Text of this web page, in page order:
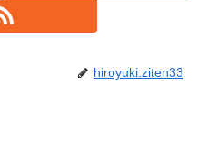
hiroyuki.ziten33